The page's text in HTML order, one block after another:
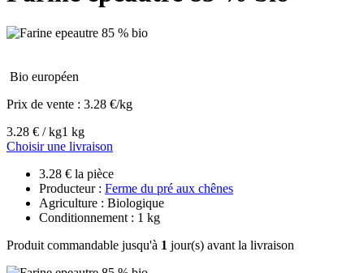
Bio européen
Prix de vente : 3.28 €/kg
3.28 € / kg1 kg
Choisir une livraison
3.28 € la pièce
Producteur : Ferme du pré aux chênes
Agriculture : Biologique
Conditionnement : 1 kg
Produit commandable jusqu'à 1 jour(s) avant la livraison